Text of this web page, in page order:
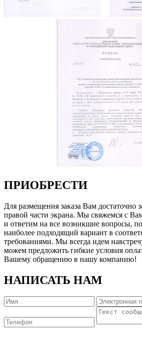
ПРИОБРЕСТИ
Для размещения заказа Вам достаточно
правой части экрана. Мы свяжемся с
и ответим на все возникшие вопросы,
наиболее подходящий вариант в
требованиями. Мы всегда идем
можем предложить гибкие условия
Вашему обращению в нашу компанию!
НАПИСАТЬ НАМ